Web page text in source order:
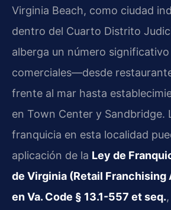
Virginia Beach, como ciudad
dentro del Cuarto Distrito
alberga un número
comerciales—desde
frente al mar hasta
en Town Center y Sandbridge.
franquicia en esta localidad
aplicación de la Ley de
de Virginia (Retail
en Va. Code § 13.1-557 et seq.